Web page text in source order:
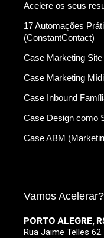
Acelere os seus
17 Automações
(ConstantContact)
Case Marketing Site
Case Marketing
Case Inbound
Case Design como
Case ABM
Vamos Acelerar?
PORTO ALEGRE,
Rua Jaime Telles 62.